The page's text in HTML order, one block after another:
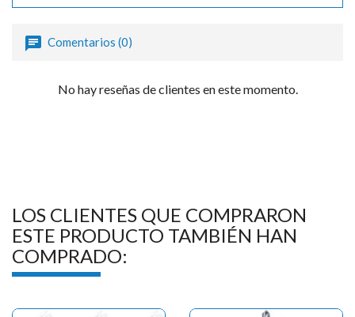
Comentarios (0)
No hay reseñas de clientes en este momento.
LOS CLIENTES QUE COMPRARON
ESTE PRODUCTO TAMBIÉN HAN
COMPRADO: